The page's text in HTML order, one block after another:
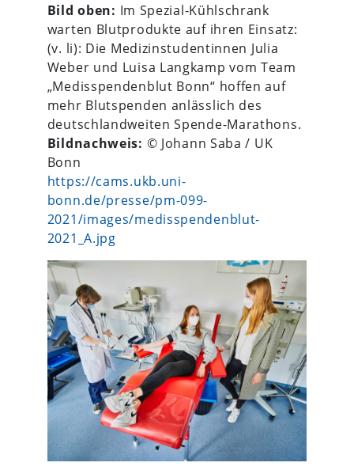
Bild oben: Im Spezial-Kühlschrank
warten Blutprodukte auf ihren Einsatz:
(v. li): Die Medizinstudentinnen Julia
Weber und Luisa Langkamp vom Team
„Medisspendenblut Bonn“ hoffen auf
mehr Blutspenden anlässlich des
deutschlandweiten Spende-Marathons.
Bildnachweis: © Johann Saba / UK
Bonn
https://cams.ukb.uni-
bonn.de/presse/pm-099-
2021/images/medisspendenblut-
2021_A.jpg